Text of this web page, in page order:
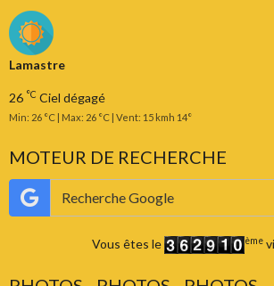
Lamastre
26 °C Ciel dégagé
Min: 26 °C | Max: 26 °C | Vent: 15 kmh 14°
MOTEUR DE RECHERCHE
Vous êtes le ème